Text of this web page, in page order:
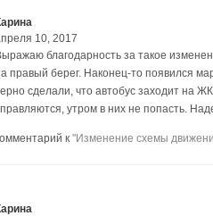
10, 2017
благодарность за такое
правый берег. Наконец-то появился
сделали, что автобус заходит на
утром в них не попасть.
к "Изменение схемы